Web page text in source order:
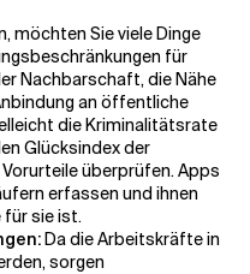
möchten Sie viele Dinge
für
Nachbarschaft, die Nähe
an öffentliche
die Kriminalitätsrate
Glücksindex der
überprüfen. Apps
erfassen und ihnen
für sie ist.
Da die Arbeitskräfte in
sorgen